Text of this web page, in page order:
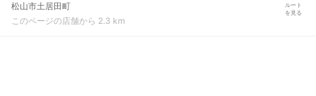
松山市土居田町
このページの店舗から 2.3 km
ルート
を見る